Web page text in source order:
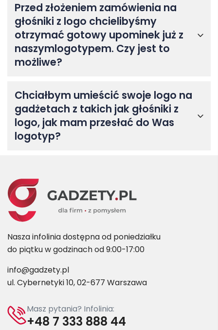
Przed złożeniem zamówienia na
głośniki z logo chcielibyśmy
otrzymać gotowy upominek już z
naszymlogotypem. Czy jest to
możliwe?
Chciałbym umieścić swoje logo na
gadżetach z takich jak głośniki z
logo, jak mam przesłać do Was
logotyp?
Nasza infolinia dostępna od poniedziałku
do piątku w godzinach od 9:00-17:00
info@gadzety.pl
ul. Cybernetyki 10, 02-677 Warszawa
Masz pytania? Infolinia:
+48 7 333 888 44